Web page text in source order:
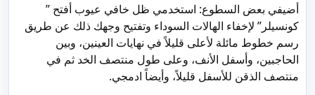
أضيفي بعض السطوع: استخدمي ظل خافي عيوب أفتح ”
كونسيلر” لإخفاء الهالات السوداء وتفتيح وجهك ذلك عن طريق
رسم خطوط مائلة لأعلى قليلاً في نهايات العينين، وبين
الحاجبين، وأسفل الأنف، وعلى طول منتصف الخد ثم في
منتصف الذقن للأسفل قليلاً، وأيضاً ادمجي.